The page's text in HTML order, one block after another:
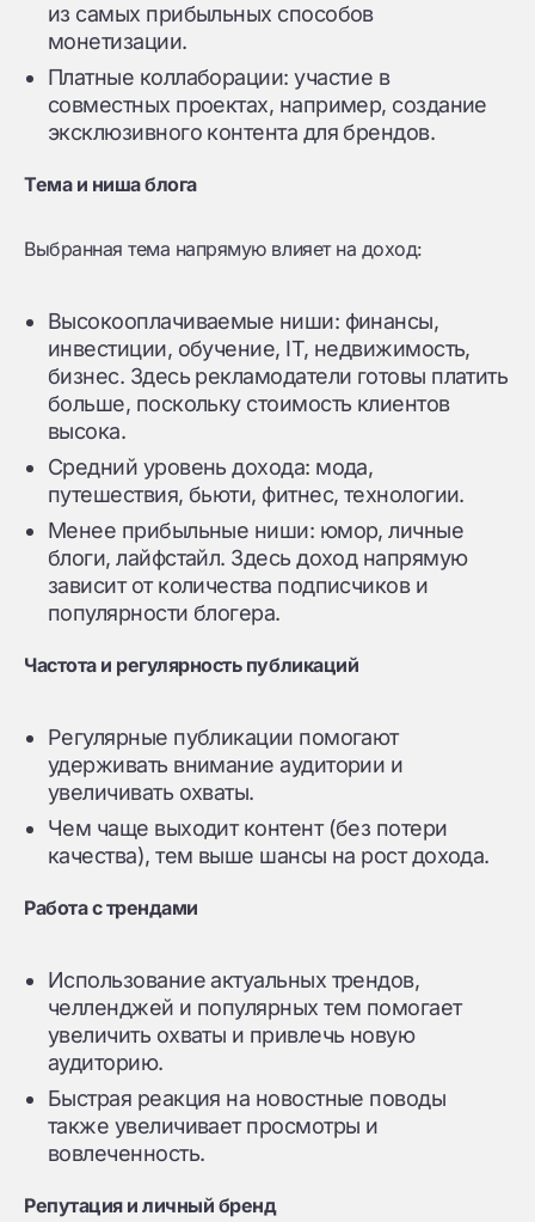
из самых прибыльных способов
монетизации.
Платные коллаборации: участие в
совместных проектах, например, создание
эксклюзивного контента для брендов.
Тема и ниша блога
Выбранная тема напрямую влияет на доход:
Высокооплачиваемые ниши: финансы,
инвестиции, обучение, IT, недвижимость,
бизнес. Здесь рекламодатели готовы платить
больше, поскольку стоимость клиентов
высока.
Средний уровень дохода: мода,
путешествия, бьюти, фитнес, технологии.
Менее прибыльные ниши: юмор, личные
блоги, лайфстайл. Здесь доход напрямую
зависит от количества подписчиков и
популярности блогера.
Частота и регулярность публикаций
Регулярные публикации помогают
удерживать внимание аудитории и
увеличивать охваты.
Чем чаще выходит контент (без потери
качества), тем выше шансы на рост дохода.
Работа с трендами
Использование актуальных трендов,
челленджей и популярных тем помогает
увеличить охваты и привлечь новую
аудиторию.
Быстрая реакция на новостные поводы
также увеличивает просмотры и
вовлеченность.
Репутация и личный бренд